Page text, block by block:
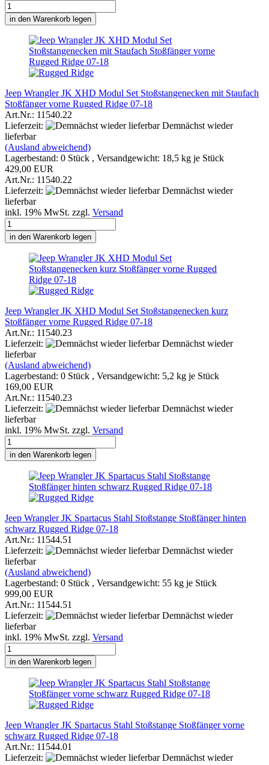
in den Warenkorb legen
Jeep Wrangler JK XHD Modul Set Stoßstangenecken mit Staufach
Stoßfänger vorne Rugged Ridge 07-18
Art.Nr.: 11540.22
Lieferzeit:
Demnächst wieder
lieferbar
(Ausland abweichend)
Lagerbestand: 0 Stück , Versandgewicht: 18,5 kg je Stück
429,00 EUR
Art.Nr.: 11540.22
Lieferzeit:
Demnächst wieder
lieferbar
inkl. 19% MwSt. zzgl. Versand
in den Warenkorb legen
Jeep Wrangler JK XHD Modul Set Stoßstangenecken kurz
Stoßfänger vorne Rugged Ridge 07-18
Art.Nr.: 11540.23
Lieferzeit:
Demnächst wieder
lieferbar
(Ausland abweichend)
Lagerbestand: 0 Stück , Versandgewicht: 5,2 kg je Stück
169,00 EUR
Art.Nr.: 11540.23
Lieferzeit:
Demnächst wieder
lieferbar
inkl. 19% MwSt. zzgl. Versand
in den Warenkorb legen
Jeep Wrangler JK Spartacus Stahl Stoßstange Stoßfänger hinten
schwarz Rugged Ridge 07-18
Art.Nr.: 11544.51
Lieferzeit:
Demnächst wieder
lieferbar
(Ausland abweichend)
Lagerbestand: 0 Stück , Versandgewicht: 55 kg je Stück
999,00 EUR
Art.Nr.: 11544.51
Lieferzeit:
Demnächst wieder
lieferbar
inkl. 19% MwSt. zzgl. Versand
in den Warenkorb legen
Jeep Wrangler JK Spartacus Stahl Stoßstange Stoßfänger vorne
schwarz Rugged Ridge 07-18
Art.Nr.: 11544.01
Lieferzeit:
Demnächst wieder